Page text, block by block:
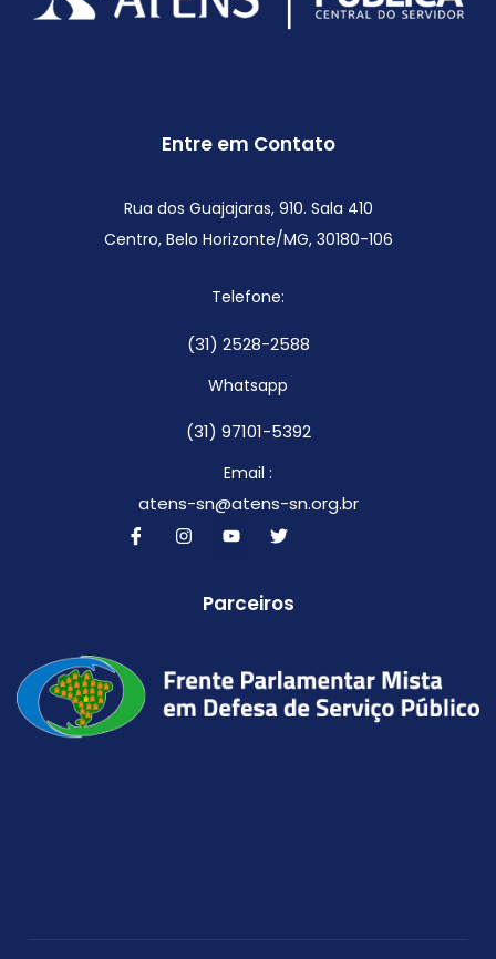
Entre em Contato
Rua dos Guajajaras, 910. Sala 410
Centro, Belo Horizonte/MG, 30180-106
Telefone:
(31) 2528-2588
Whatsapp
(31) 97101-5392
Email :
atens-sn@atens-sn.org.br
Parceiros